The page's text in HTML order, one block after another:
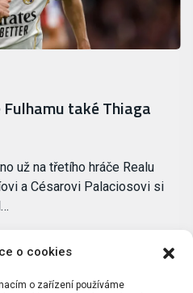
o cookies
o zařízení používáme
Fulhamu také Thiaga
už na třetího hráče Realu
a Césarovi Palaciosovi si